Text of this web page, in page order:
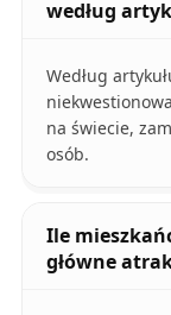
według
Według
na świecie,
osób.
Ile
główne